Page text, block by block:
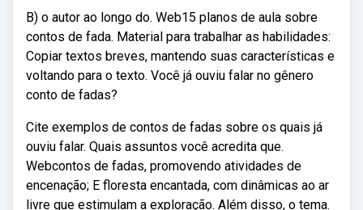
B) o autor ao longo do. Web15 planos de aula sobre
contos de fada. Material para trabalhar as habilidades:
Copiar textos breves, mantendo suas características e
voltando para o texto. Você já ouviu falar no gênero
conto de fadas?
Cite exemplos de contos de fadas sobre os quais já
ouviu falar. Quais assuntos você acredita que.
Webcontos de fadas, promovendo atividades de
encenação; E floresta encantada, com dinâmicas ao ar
livre que estimulam a exploração. Além disso, o tema.